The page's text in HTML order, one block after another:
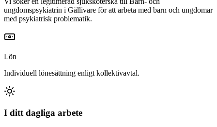
ungdomspsykiatrin i Gällivare för att arbeta med barn och ungdomar
med psykiatrisk problematik.
Lön
Individuell lönesättning enligt kollektivavtal.
I ditt dagliga arbete